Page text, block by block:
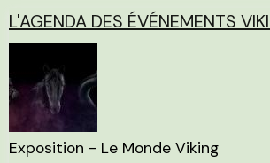
L'AGENDA DES ÉVÉNEMENTS
Exposition - Le Monde Viking